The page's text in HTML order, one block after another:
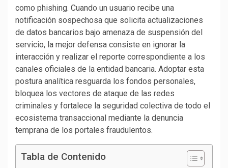
como phishing. Cuando un usuario recibe una
notificación sospechosa que solicita actualizaciones
de datos bancarios bajo amenaza de suspensión del
servicio, la mejor defensa consiste en ignorar la
interacción y realizar el reporte correspondiente a los
canales oficiales de la entidad bancaria. Adoptar esta
postura analítica resguarda los fondos personales,
bloquea los vectores de ataque de las redes
criminales y fortalece la seguridad colectiva de todo el
ecosistema transaccional mediante la denuncia
temprana de los portales fraudulentos.
Tabla de Contenido